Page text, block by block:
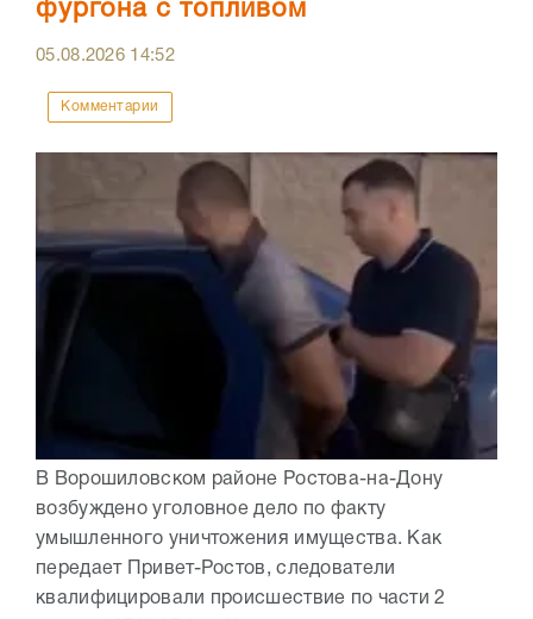
фургона с топливом
05.08.2026 14:52
Комментарии
В Ворошиловском районе Ростова-на-Дону
возбуждено уголовное дело по факту
умышленного уничтожения имущества. Как
передает Привет-Ростов, следователи
квалифицировали происшествие по части 2